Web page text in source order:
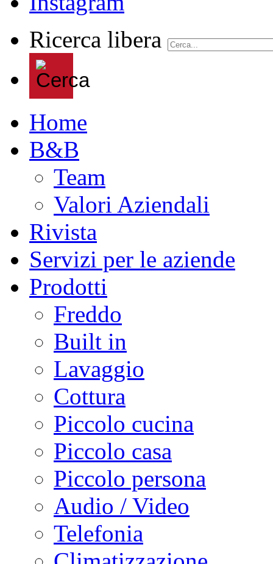
Ricerca libera
Home
B&B
Team
Valori Aziendali
Rivista
Servizi per le aziende
Prodotti
Freddo
Built in
Lavaggio
Cottura
Piccolo cucina
Piccolo casa
Piccolo persona
Audio / Video
Telefonia